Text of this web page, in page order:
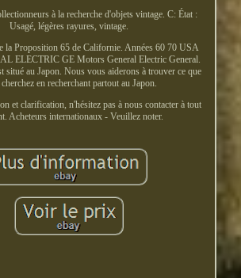
à la recherche d'objets vintage. C: État :
Usagé, légères rayures, vintage.
la Proposition 65 de Californie. Années 60 70 USA
ELECTRIC GE Motors General Electric General.
situé au Japon. Nous vous aiderons à trouver ce que
en recherchant partout au Japon.
et clarification, n'hésitez pas à nous contacter à tout
Acheteurs internationaux - Veuillez noter.